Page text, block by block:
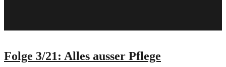
Folge 3/21: Alles ausser Pflege